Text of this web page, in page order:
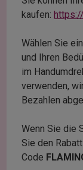
kaufen:
Wählen Sie
und Ihren
im
verwenden,
Bezahlen
Wenn Sie die
Sie den
Code